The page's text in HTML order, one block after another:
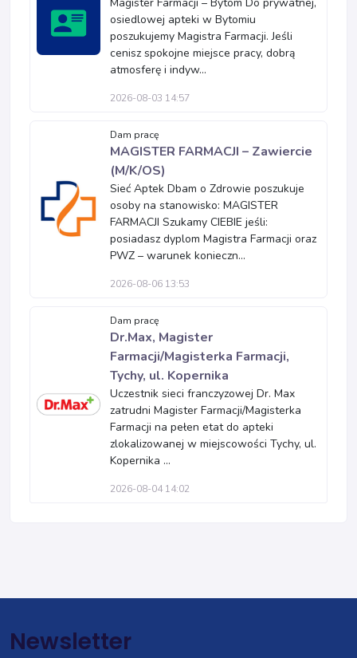
osiedlowej apteki w Bytomiu
poszukujemy Magistra Farmacji. Jeśli
cenisz spokojne miejsce pracy, dobrą
atmosferę i indyw...
2026-08-03 14:57
Dam pracę
MAGISTER FARMACJI – Zawiercie
(M/K/OS)
Sieć Aptek Dbam o Zdrowie poszukuje
osoby na stanowisko: MAGISTER
FARMACJI Szukamy CIEBIE jeśli:
posiadasz dyplom Magistra Farmacji oraz
PWZ – warunek konieczn...
2026-08-06 13:53
Dam pracę
Dr.Max, Magister
Farmacji/Magisterka Farmacji,
Tychy, ul. Kopernika
Uczestnik sieci franczyzowej Dr. Max
zatrudni Magister Farmacji/Magisterka
Farmacji na pełen etat do apteki
zlokalizowanej w miejscowości Tychy, ul.
Kopernika ...
2026-08-04 14:02
Newsletter